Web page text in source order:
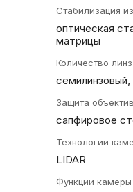
Стабилизация
оптическая
матрицы
Количество линз
Защита
сапфировое
Технологии
LIDAR
Функции камеры